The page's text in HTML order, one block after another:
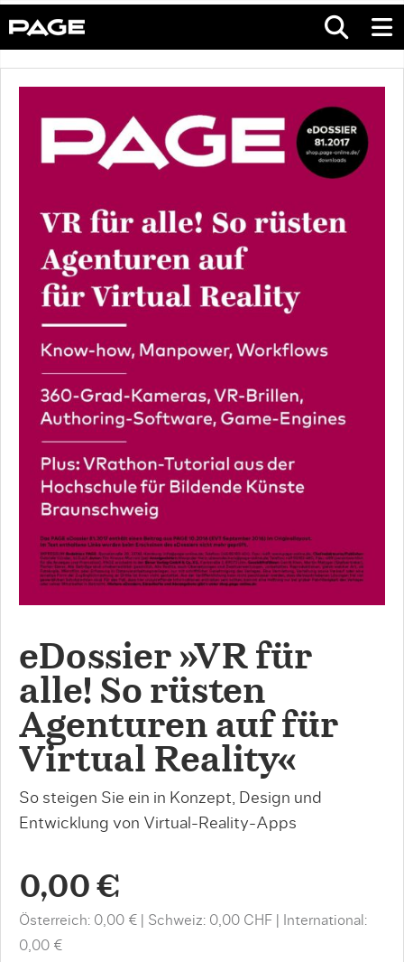
eDossier »VR für
alle! So rüsten
Agenturen auf für
Virtual Reality«
So steigen Sie ein in Konzept, Design und
Entwicklung von Virtual-Reality-Apps
0,00 €
Österreich: 0,00 € Schweiz: 0,00 CHF
International:
0,00 €